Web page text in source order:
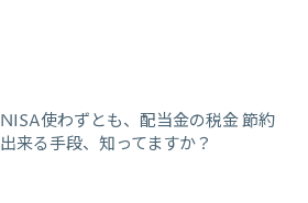
NISA使わずとも、配当金の税金 節約
出来る手段、知ってますか？